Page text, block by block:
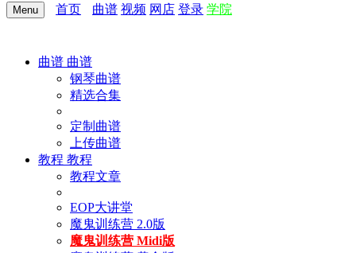
Menu 首页 曲谱 视频 网店 登录 学院
曲谱 曲谱
钢琴曲谱
精选合集
定制曲谱
上传曲谱
教程 教程
教程文章
EOP大讲堂
魔鬼训练营 2.0版
魔鬼训练营 Midi版